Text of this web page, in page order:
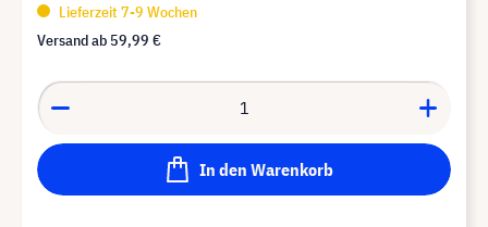
Lieferzeit 7-9 Wochen
Versand ab 59,99 €
In den Warenkorb